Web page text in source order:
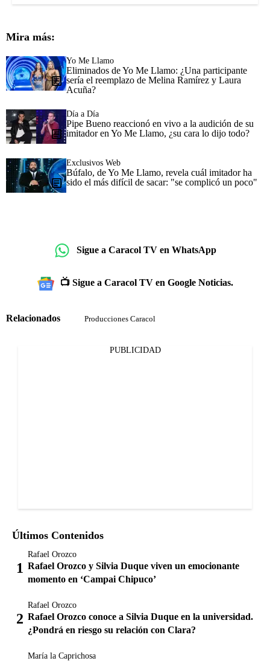
Mira más:
Yo Me Llamo
Eliminados de Yo Me Llamo: ¿Una participante
sería el reemplazo de Melina Ramírez y Laura
Acuña?
Día a Día
Pipe Bueno reaccionó en vivo a la audición de su
imitador en Yo Me Llamo, ¿su cara lo dijo todo?
Exclusivos Web
Búfalo, de Yo Me Llamo, revela cuál imitador ha
sido el más difícil de sacar: "se complicó un poco"
Sigue a Caracol TV en WhatsApp
📺 Sigue a Caracol TV en Google Noticias.
Relacionados Producciones Caracol
PUBLICIDAD
Últimos Contenidos
Rafael Orozco
Rafael Orozco y Silvia Duque viven un emocionante
momento en ‘Campai Chipuco’
Rafael Orozco
Rafael Orozco conoce a Silvia Duque en la universidad.
¿Pondrá en riesgo su relación con Clara?
María la Caprichosa